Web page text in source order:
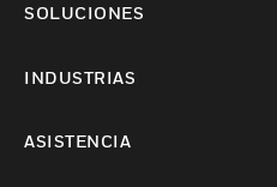
SOLUCIONES
INDUSTRIAS
ASISTENCIA